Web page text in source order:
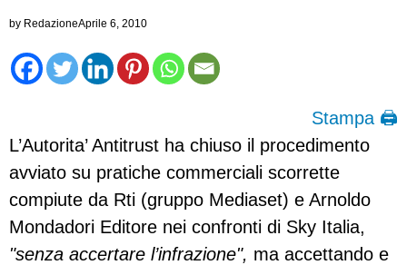
by RedazioneAprile 6, 2010
Stampa 🖨
L’Autorita’ Antitrust ha chiuso il procedimento
avviato su pratiche commerciali scorrette
compiute da Rti (gruppo Mediaset) e Arnoldo
Mondadori Editore nei confronti di Sky Italia,
"senza accertare l’infrazione", ma accettando e